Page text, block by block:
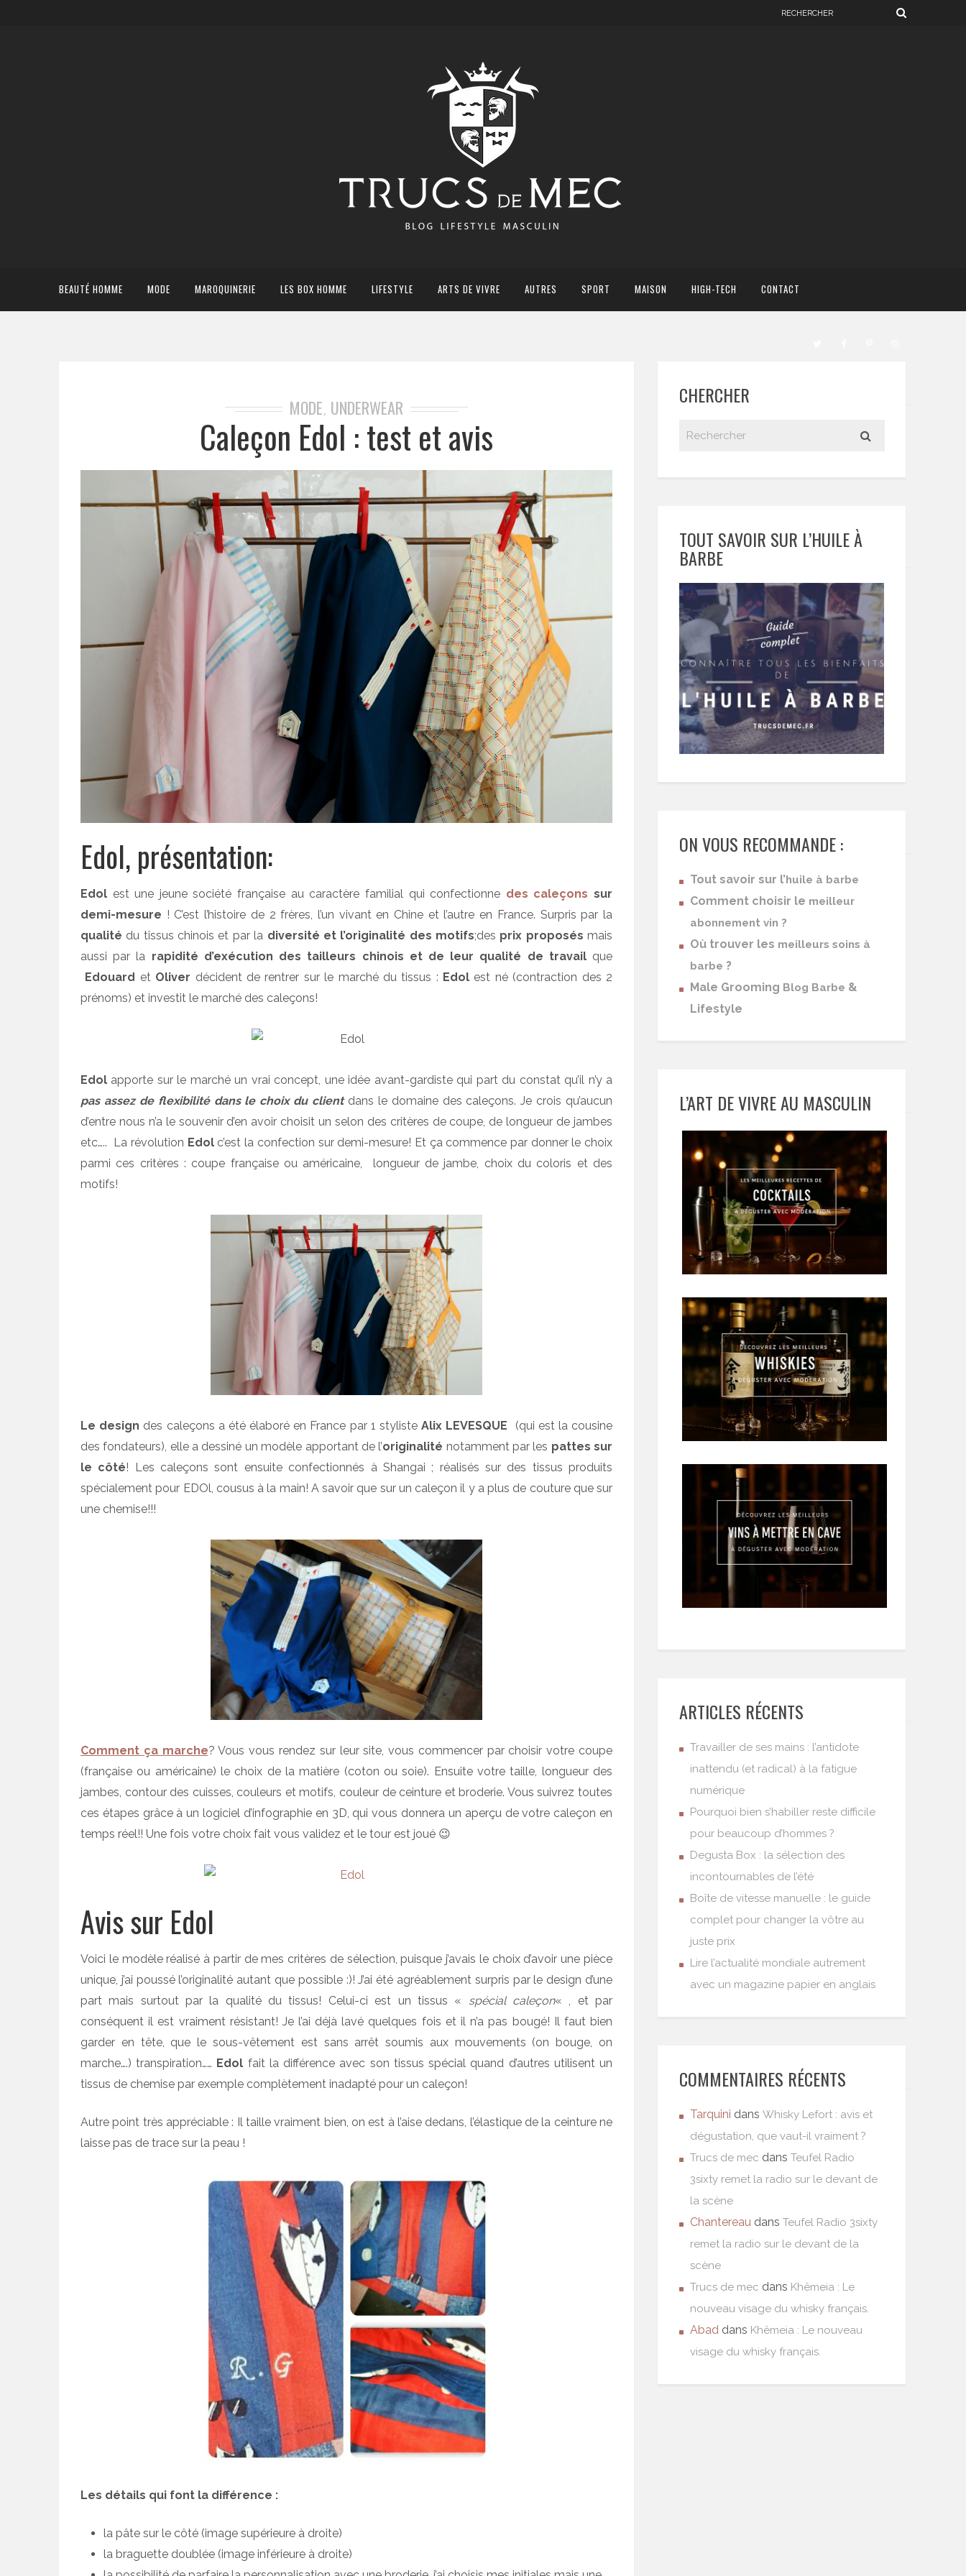
BEAUTÉ HOMME MODE MAROQUINERIE LES BOX HOMME LIFESTYLE ARTS DE VIVRE AUTRES SPORT MAISON HIGH-TECH CONTACT
MODE, UNDERWEAR
Caleçon Edol : test et avis
Edol, présentation:
Edol est une jeune société française au caractère familial qui confectionne des caleçons sur
demi-mesure ! C’est l’histoire de 2 frères, l’un vivant en Chine et l’autre en France. Surpris par la
qualité du tissus chinois et par la diversité et l’originalité des motifs;des prix proposés mais
aussi par la rapidité d’exécution des tailleurs chinois et de leur qualité de travailque
Edouard etOliver décident de rentrer sur le marché du tissus : Edol est né (contraction des 2
prénoms) et investit le marché des caleçons!
Edol apporte sur le marché un vrai concept, une idée avant-gardiste qui part du constat qu’il n’y a
pas assez de flexibilité dans le choix du clientdans le domaine des caleçons. Je crois qu’aucun
d’entre nous n’a le souvenir d’en avoir choisit un selon des critères de coupe, de longueur de jambes
etc….. La révolution Edolc’est la confection sur demi-mesure! Et ça commence par donner le choix
parmi ces critères : coupe française ou américaine, longueur de jambe, choix du coloris et des
motifs!
Le design des caleçons a été élaboré en France par 1 stylisteAlix LEVESQUE (qui est la cousine
des fondateurs), elle a dessiné un modèle apportant de l’originalité notamment par les pattes sur
le côté! Les caleçons sont ensuite confectionnés à Shangai ; réalisés sur des tissus produits
spécialement pour EDOl, cousus à la main! A savoir que sur un caleçon il y a plus de couture que sur
une chemise!!!
Comment ça marche? Vous vous rendez sur leur site, vous commencer par choisir votre coupe
(française ou américaine) le choix de la matière (coton ou soie). Ensuite votre taille, longueur des
jambes, contour des cuisses, couleurs et motifs, couleur de ceinture et broderie. Vous suivrez toutes
ces étapes grâce à un logiciel d’infographie en 3D, qui vous donnera un aperçu de votre caleçon en
temps réel!! Une fois votre choix fait vous validez et le tour est joué 😉
Avis sur Edol
Voici le modèle réalisé à partir de mes critères de sélection, puisque j’avais le choix d’avoir une pièce
unique, j’ai poussé l’originalité autant que possible :)! J’ai été agréablement surpris par le design d’une
part mais surtout par la qualité du tissus! Celui-ci est un tissus « spécial caleçon« , et par
conséquent il est vraiment résistant! Je l’ai déjà lavé quelques fois et il n’a pas bougé! Il faut bien
garder en tête, que le sous-vêtement est sans arrêt soumis aux mouvements (on bouge, on
marche….) transpiration…… Edol fait la différence avec son tissus spécial quand d’autres utilisent un
tissus de chemise par exemple complètement inadapté pour un caleçon!
Autre point très appréciable : Il taille vraiment bien, on est à l’aise dedans, l’élastique de la ceinture ne
laisse pas de trace sur la peau !
Les détails qui font la différence :
la pâte sur le côté (image supérieure à droite)
la braguette doublée (image inférieure à droite)
CHERCHER
TOUT SAVOIR SUR L’HUILE À
BARBE
ON VOUS RECOMMANDE :
Tout savoir sur l’ huile à barbe
Comment choisir le meilleur
abonnement vin ?
Où trouver les meilleurs soins à
barbe ?
Male Grooming Blog Barbe &
Lifestyle
L’ART DE VIVRE AU MASCULIN
ARTICLES RÉCENTS
Travailler de ses mains : l’antidote
inattendu (et radical) à la fatigue
numérique
Pourquoi bien s’habiller reste difficile
pour beaucoup d’hommes ?
Degusta Box : la sélection des
incontournables de l’été
Boîte de vitesse manuelle : le guide
complet pour changer la vôtre au
juste prix
Lire l’actualité mondiale autrement
avec un magazine papier en anglais
COMMENTAIRES RÉCENTS
Tarquini dans Whisky Lefort : avis et
dégustation, que vaut-il vraiment ?
Trucs de mec dans Teufel Radio
3sixty remet la radio sur le devant de
la scène
Chantereau dans Teufel Radio 3sixty
remet la radio sur le devant de la
scène
Trucs de mec dans Khêmeia : Le
nouveau visage du whisky français.
Abad dans Khêmeia : Le nouveau
visage du whisky français.